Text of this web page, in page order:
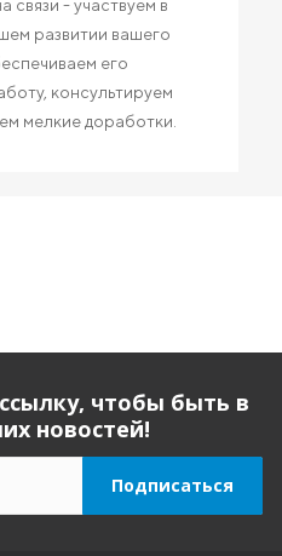
связи - участвуем в
развитии вашего
его
консультируем
мелкие доработки.
чтобы быть в
новостей!